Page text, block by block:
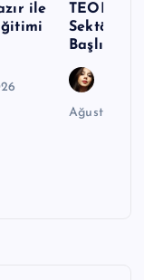
ile
TEODER
Başlıyor
Ağustos 6,